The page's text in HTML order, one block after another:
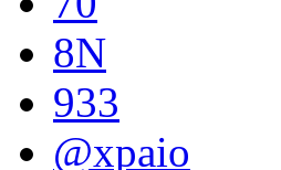
8N
933
@xpaio